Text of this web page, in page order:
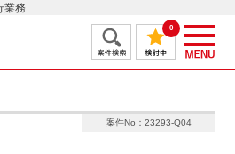
業務
0
案件No：23293-Q04